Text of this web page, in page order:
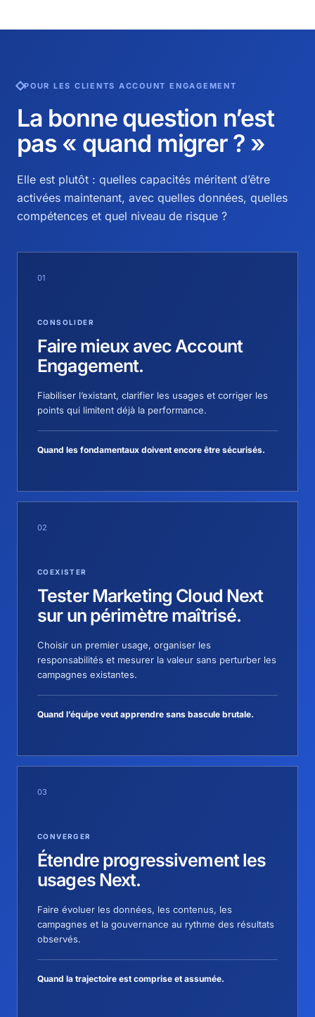
POUR LES CLIENTS ACCOUNT ENGAGEMENT
La bonne question n’est
pas « quand migrer ? »
Elle est plutôt : quelles capacités méritent d’être
activées maintenant, avec quelles données, quelles
compétences et quel niveau de risque ?
01
CONSOLIDER
Faire mieux avec Account
Engagement.
Fiabiliser l’existant, clarifier les usages et corriger les
points qui limitent déjà la performance.
Quand les fondamentaux doivent encore être sécurisés.
02
COEXISTER
Tester Marketing Cloud Next
sur un périmètre maîtrisé.
Choisir un premier usage, organiser les
responsabilités et mesurer la valeur sans perturber les
campagnes existantes.
Quand l’équipe veut apprendre sans bascule brutale.
03
CONVERGER
Étendre progressivement les
usages Next.
Faire évoluer les données, les contenus, les
campagnes et la gouvernance au rythme des résultats
observés.
Quand la trajectoire est comprise et assumée.